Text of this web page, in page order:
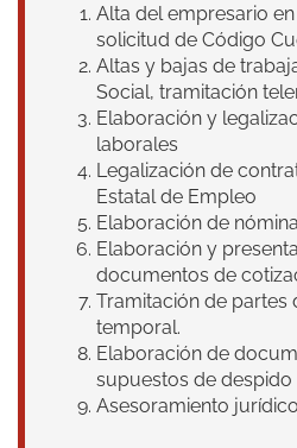
Alta del empresario
solicitud de Código
Altas y bajas de
Social, tramitación
Elaboración y
laborales
Legalización de
Estatal de Empleo
Elaboración de
Elaboración y
documentos de
Tramitación de partes
temporal.
Elaboración de
supuestos de despido
Asesoramiento